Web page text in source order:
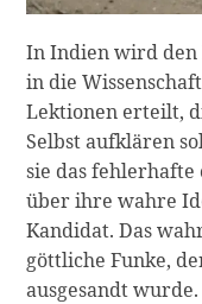
In Indien wird
in die
Lektionen erteilt,
Selbst aufklären
sie das
über ihre wahre
Kandidat. Das
göttliche Funke,
ausgesandt